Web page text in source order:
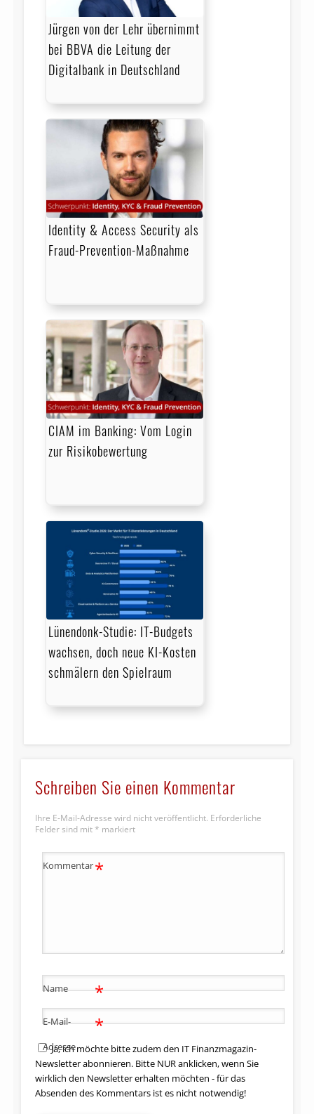
Jürgen von der Lehr übernimmt
bei BBVA die Leitung der
Digitalbank in Deutschland
Identity & Access Security als
Fraud-Prevention-Maßnahme
CIAM im Banking: Vom Login
zur Risikobewertung
Lünendonk-Studie: IT-Budgets
wachsen, doch neue KI-Kosten
schmälern den Spielraum
Schreiben Sie einen Kommentar
Ihre E-Mail-Adresse wird nicht veröffentlicht. Erforderliche
Felder sind mit * markiert
Kommentar*
Name *
E-Mail-
Adresse
*
Ja, ich möchte bitte zudem den IT Finanzmagazin-
Newsletter abonnieren. Bitte NUR anklicken, wenn Sie
wirklich den Newsletter erhalten möchten - für das
Absenden des Kommentars ist es nicht notwendig!